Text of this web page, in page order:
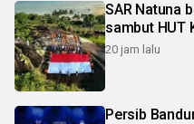
SAR Natuna
sambut HUT
20 jam lalu
Persib